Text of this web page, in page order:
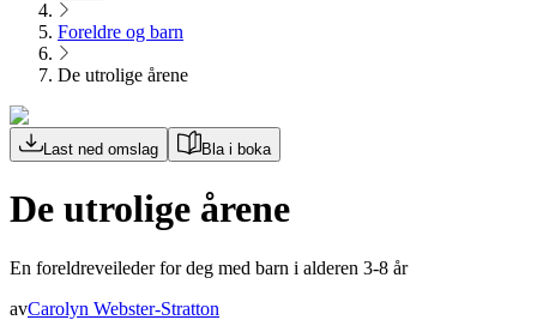
Foreldre og barn
De utrolige årene
Last ned omslag Bla i boka
De utrolige årene
En foreldreveileder for deg med barn i alderen 3-8 år
avCarolyn Webster-Stratton